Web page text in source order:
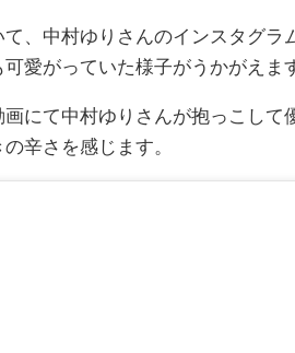
、中村ゆりさんのインスタグラ
愛がっていた様子がうかがえま
にて中村ゆりさんが抱っこして
辛さを感じます。